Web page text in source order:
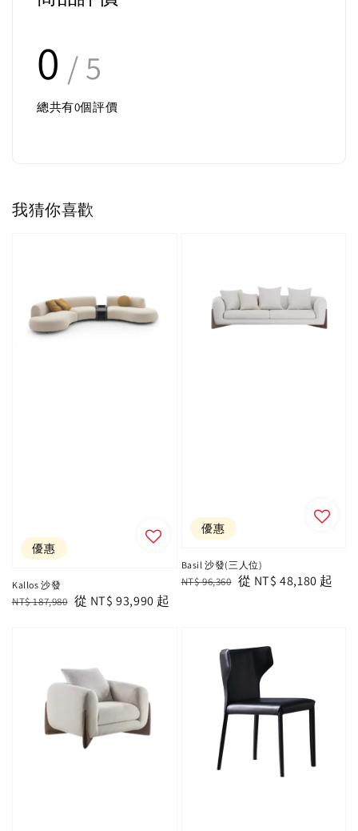
0 / 5
總共有0個評價
我猜你喜歡
優惠
Kallos 沙發
Regular
NT$ 187,980 Sale
從 NT$ 93,990 起
優惠
Basil 沙發(三人位)
Regular
NT$ 96,360 Sale
從 NT$ 48,180 起